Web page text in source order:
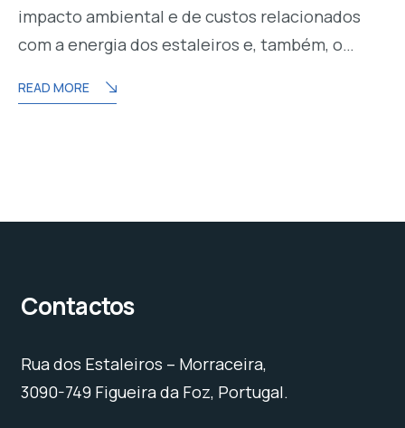
impacto ambiental e de custos relacionados
com a energia dos estaleiros e, também, o…
READ MORE
Contactos
Rua dos Estaleiros – Morraceira,
3090-749 Figueira da Foz, Portugal.